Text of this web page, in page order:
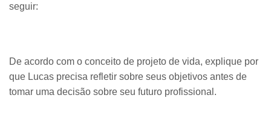
seguir:
De acordo com o conceito de projeto de vida, explique por
que Lucas precisa refletir sobre seus objetivos antes de
tomar uma decisão sobre seu futuro profissional.